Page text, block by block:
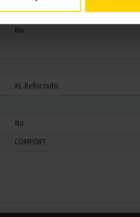
No
No
XL Reforzado
No
COMFORT